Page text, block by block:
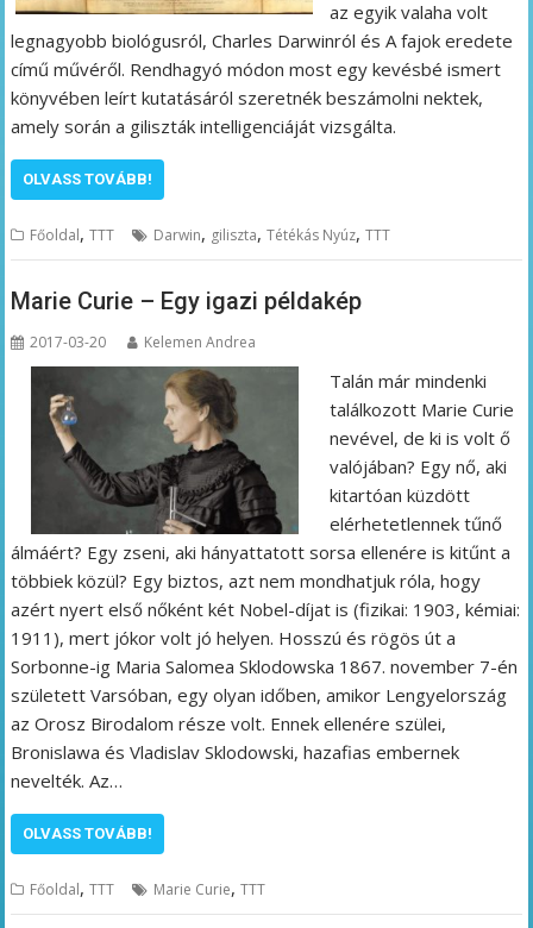
az egyik valaha volt
legnagyobb biológusról, Charles Darwinról és A fajok eredete
című művéről. Rendhagyó módon most egy kevésbé ismert
könyvében leírt kutatásáról szeretnék beszámolni nektek,
amely során a giliszták intelligenciáját vizsgálta.
OLVASS TOVÁBB!
Főoldal,TTT Darwin, giliszta,Tétékás Nyúz,TTT
Marie Curie – Egy igazi példakép
2017-03-20 Kelemen Andrea
Talán már mindenki
találkozott Marie Curie
nevével, de ki is volt ő
valójában? Egy nő, aki
kitartóan küzdött
elérhetetlennek tűnő
álmáért? Egy zseni, aki hányattatott sorsa ellenére is kitűnt a
többiek közül? Egy biztos, azt nem mondhatjuk róla, hogy
azért nyert első nőként két Nobel-díjat is (fizikai: 1903, kémiai:
1911), mert jókor volt jó helyen. Hosszú és rögös út a
Sorbonne-ig Maria Salomea Sklodowska 1867. november 7-én
született Varsóban, egy olyan időben, amikor Lengyelország
az Orosz Birodalom része volt. Ennek ellenére szülei,
Bronislawa és Vladislav Sklodowski, hazafias embernek
nevelték. Az…
OLVASS TOVÁBB!
Főoldal,TTT Marie Curie,TTT